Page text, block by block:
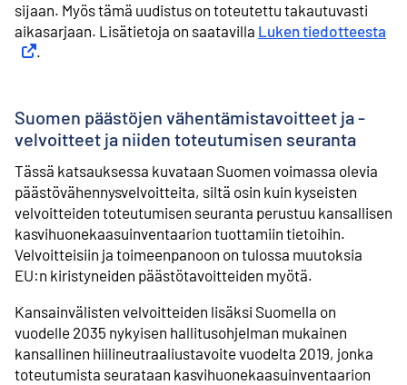
sijaan. Myös tämä uudistus on toteutettu takautuvasti
aikasarjaan. Lisätietoja on saatavilla Luken tiedotteesta
.
Suomen päästöjen vähentämistavoitteet ja -
velvoitteet ja niiden toteutumisen seuranta
Tässä katsauksessa kuvataan Suomen voimassa olevia
päästövähennysvelvoitteita, siltä osin kuin kyseisten
velvoitteiden toteutumisen seuranta perustuu kansallisen
kasvihuonekaasuinventaarion tuottamiin tietoihin.
Velvoitteisiin ja toimeenpanoon on tulossa muutoksia
EU:n kiristyneiden päästötavoitteiden myötä.
Kansainvälisten velvoitteiden lisäksi Suomella on
vuodelle 2035 nykyisen hallitusohjelman mukainen
kansallinen hiilineutraaliustavoite vuodelta 2019, jonka
toteutumista seurataan kasvihuonekaasuinventaarion